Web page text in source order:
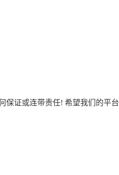
证或连带责任! 希望我们的平